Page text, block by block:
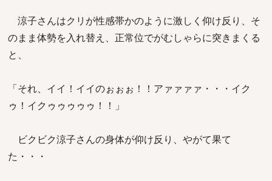
涼子さんはクリが性感帯かのように激しく仰け反り、そ
のまま体勢を入れ替え、正常位でがむしゃらに突きまくる
と、
「それ、イイ！イイのぉぉぉ！！アァァァァ・・・イク
ゥ！イクゥゥゥゥゥ！！」
ビクビク涼子さんの身体が仰け反り、やがて果て
た・・・